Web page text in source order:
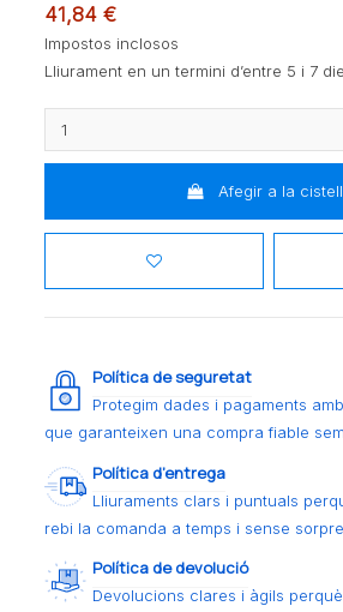
41,84 €
Impostos inclosos
Lliurament en un termini d’entre 5 i 7
Afegir a la
Política de seguretat
Protegim dades i pagaments
que garanteixen una compra fiable
Política d’entrega
Lliuraments clars i puntuals
rebi la comanda a temps i sense
Política de devolució
Devolucions clares i àgils